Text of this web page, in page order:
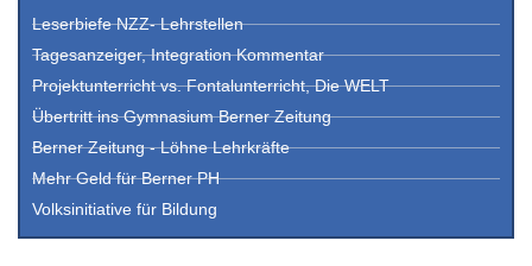
Leserbiefe NZZ- Lehrstellen
Tagesanzeiger, Integration Kommentar
Projektunterricht vs. Fontalunterricht, Die WELT
Übertritt ins Gymnasium Berner Zeitung
Berner Zeitung - Löhne Lehrkräfte
Mehr Geld für Berner PH
Volksinitiative für Bildung